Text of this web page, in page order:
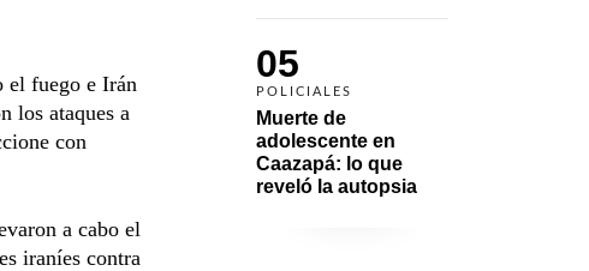
05
POLICIALES
Muerte de
adolescente en
Caazapá: lo que
reveló la autopsia
el fuego e Irán
los ataques a
con
a cabo el
iraníes contra